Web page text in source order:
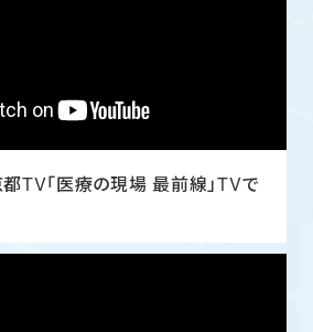
TV「医療の現場 最前線」TVで